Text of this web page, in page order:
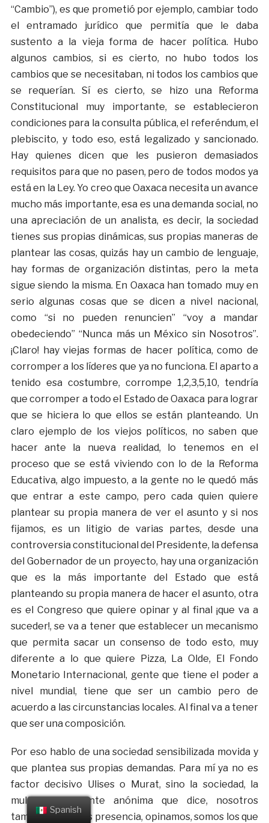
“Cambio”), es que prometió por ejemplo, cambiar todo
el entramado jurídico que permitía que le daba
sustento a la vieja forma de hacer política. Hubo
algunos cambios, si es cierto, no hubo todos los
cambios que se necesitaban, ni todos los cambios que
se requerían. Sí es cierto, se hizo una Reforma
Constitucional muy importante, se establecieron
condiciones para la consulta pública, el referéndum, el
plebiscito, y todo eso, está legalizado y sancionado.
Hay quienes dicen que les pusieron demasiados
requisitos para que no pasen, pero de todos modos ya
está en la Ley. Yo creo que Oaxaca necesita un avance
mucho más importante, esa es una demanda social, no
una apreciación de un analista, es decir, la sociedad
tienes sus propias dinámicas, sus propias maneras de
plantear las cosas, quizás hay un cambio de lenguaje,
hay formas de organización distintas, pero la meta
sigue siendo la misma. En Oaxaca han tomado muy en
serio algunas cosas que se dicen a nivel nacional,
como “si no pueden renuncien” “voy a mandar
obedeciendo” “Nunca más un México sin Nosotros”.
¡Claro! hay viejas formas de hacer política, como de
corromper a los líderes que ya no funciona. El aparto a
tenido esa costumbre, corrompe 1,2,3,5,10, tendría
que corromper a todo el Estado de Oaxaca para lograr
que se hiciera lo que ellos se están planteando. Un
claro ejemplo de los viejos políticos, no saben que
hacer ante la nueva realidad, lo tenemos en el
proceso que se está viviendo con lo de la Reforma
Educativa, algo impuesto, a la gente no le quedó más
que entrar a este campo, pero cada quien quiere
plantear su propia manera de ver el asunto y si nos
fijamos, es un litigio de varias partes, desde una
controversia constitucional del Presidente, la defensa
del Gobernador de un proyecto, hay una organización
que es la más importante del Estado que está
planteando su propia manera de hacer el asunto, otra
es el Congreso que quiere opinar y al final ¡que va a
suceder!, se va a tener que establecer un mecanismo
que permita sacar un consenso de todo esto, muy
diferente a lo que quiere Pizza, La Olde, El Fondo
Monetario Internacional, gente que tiene el poder a
nivel mundial, tiene que ser un cambio pero de
acuerdo a las circunstancias locales. Al final va a tener
que ser una composición.
Por eso hablo de una sociedad sensibilizada movida y
que plantea sus propias demandas. Para mí ya no es
factor decisivo Ulises o Murat, sino la sociedad, la
multitud de gente anónima que dice, nosotros
también tenemos presencia, opinamos, somos los que
Spanish